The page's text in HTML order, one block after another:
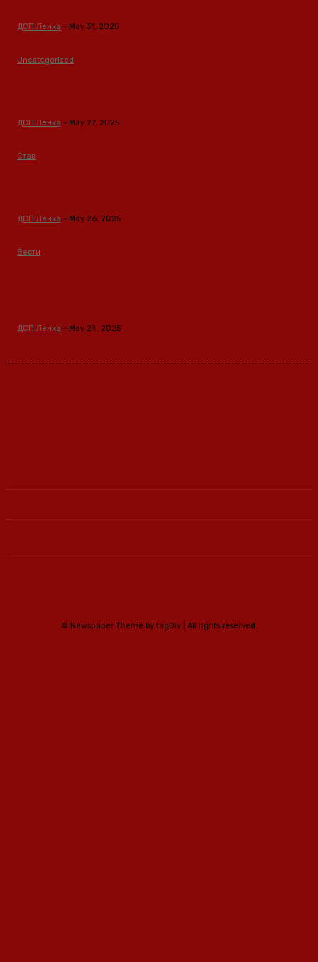
ДСП Ленка - May 31, 2025
Uncategorized
ДСП Ленка - May 27, 2025
Став
ДСП Ленка - May 26, 2025
Вести
ДСП Ленка - May 24, 2025
© Newspaper Theme by tagDiv | All rights reserved.